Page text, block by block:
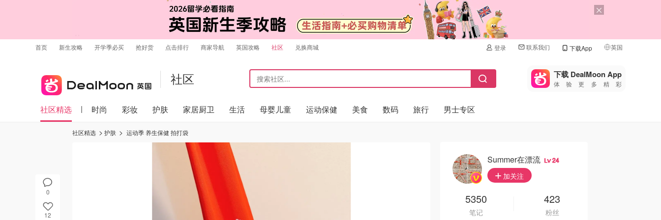
首页 新生攻略 开学季必买 抢好货 点击排行 商家导航 英国攻略 社区 兑换商城 登录 联系我们 下载App 英国
🇺🇸
🇨🇳 中国
🇮🇹
社区 下载 DealMoon App
体验更多精彩
社区精选 时尚 彩妆 护肤 家居厨卫 生活 母婴儿童 运动保健 美食 数码 旅行 男士专区
0
12
社区精选 护肤 运动季 养生保健 拍打袋
Summer在漂流 24
加关注
5350
笔记
423
粉丝